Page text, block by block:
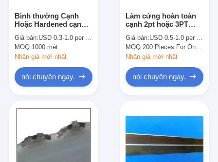
Bình thường Cạnh
Hoặc Hardened cạnh
Rule 1.07mm dày
23.80mm Chiều cao
Giá bán:USD 0.3-1.0 per piece or meter
MOQ:1000 mét
Nhận giá mới nhất
nói chuyện ngay.
Làm cứng hoàn toàn
cạnh 2pt hoặc 3PT
cắt Rule Đối với Công
Diemaking
Giá bán:USD 0.5-1.0 per Piece (oen meter)
MOQ:200 Pieces For One chuẩn
Nhận giá mới nhất
nói chuyện ngay.